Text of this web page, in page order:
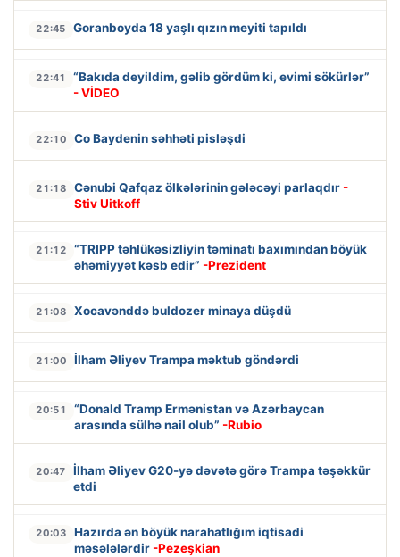
22:45 Goranboyda 18 yaşlı qızın meyiti tapıldı
22:41
“Bakıda deyildim, gəlib gördüm ki, evimi sökürlər”
- VİDEO
22:10 Co Baydenin səhhəti pisləşdi
21:18 Cənubi Qafqaz ölkələrinin gələcəyi parlaqdır -
Stiv Uitkoff
21:12
“TRIPP təhlükəsizliyin təminatı baxımından böyük
əhəmiyyət kəsb edir” -Prezident
21:08 Xocavənddə buldozer minaya düşdü
21:00 İlham Əliyev Trampa məktub göndərdi
20:51
“Donald Tramp Ermənistan və Azərbaycan
arasında sülhə nail olub” -Rubio
20:47
İlham Əliyev G20-yə dəvətə görə Trampa təşəkkür
etdi
20:03
Hazırda ən böyük narahatlığım iqtisadi
məsələlərdir -Pezeşkian